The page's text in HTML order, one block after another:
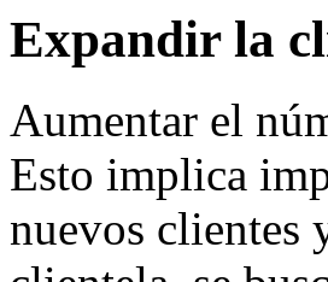
Expandir la
Aumentar el
Esto implica
nuevos clientes